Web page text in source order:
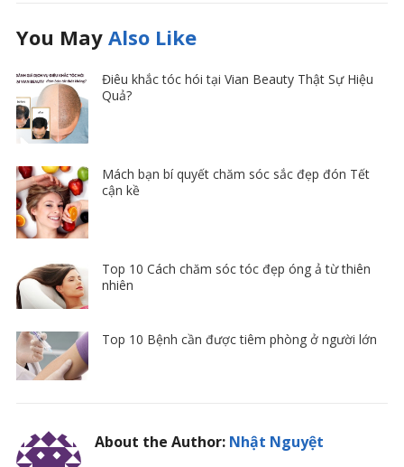
You May Also Like
Điêu khắc tóc hói tại Vian Beauty Thật Sự Hiệu
Quả?
Mách bạn bí quyết chăm sóc sắc đẹp đón Tết
cận kề
Top 10 Cách chăm sóc tóc đẹp óng ả từ thiên
nhiên
Top 10 Bệnh cần được tiêm phòng ở người lớn
About the Author: Nhật Nguyệt